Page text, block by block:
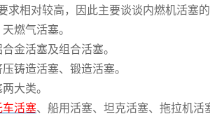
相对较高，因此主要谈谈内燃机活塞的
燃气活塞。
金活塞及组合活塞。
铸造活塞、锻造活塞。
大类。
车活塞、船用活塞、坦克活塞、拖拉机活